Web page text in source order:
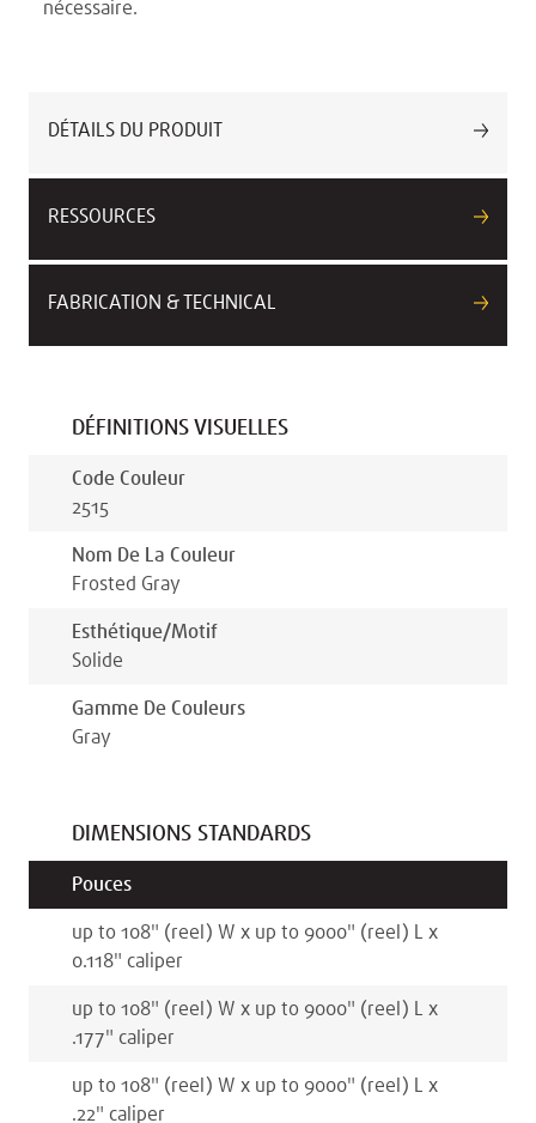
nécessaire.
DÉTAILS DU PRODUIT
RESSOURCES
FABRICATION & TECHNICAL
DÉFINITIONS VISUELLES
Code Couleur
2515
Nom De La Couleur
Frosted Gray
Esthétique/motif
Solide
Gamme De Couleurs
Gray
DIMENSIONS STANDARDS
Pouces
up to 108" (reel) W x up to 9000" (reel) L x
0.118" caliper
up to 108" (reel) W x up to 9000" (reel) L x
.177" caliper
up to 108" (reel) W x up to 9000" (reel) L x
.22" caliper